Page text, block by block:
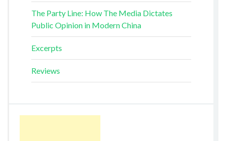
The Party Line: How The Media Dictates
Public Opinion in Modern China
Excerpts
Reviews